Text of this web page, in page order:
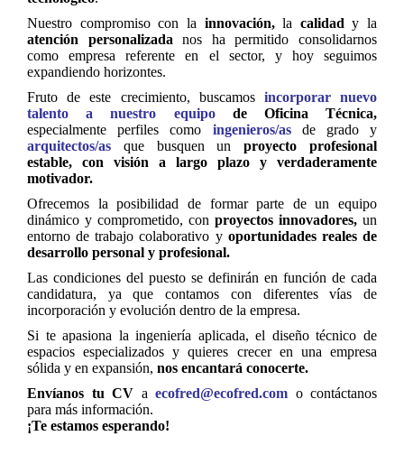
Nuestro compromiso con la innovación,la calidad y la
atención personalizada nos ha permitido consolidarnos
como empresa referente en el sector, y hoy seguimos
expandiendo horizontes.
Fruto de este crecimiento, buscamos incorporar nuevo
talento a nuestro equipode Oficina Técnica,
especialmente perfiles como ingenieros/asde grado y
arquitectos/as que busquen unproyecto profesional
estable, con visión a largo plazo y verdaderamente
motivador.
Ofrecemos la posibilidad de formar parte de un equipo
dinámico y comprometido, con proyectos innovadores, un
entorno de trabajo colaborativo y oportunidades reales de
desarrollo personal y profesional.
Las condiciones del puesto se definirán en función de cada
candidatura, ya que contamos con diferentes vías de
incorporación y evolución dentro de la empresa.
Si te apasiona la ingeniería aplicada, el diseño técnico de
espacios especializados y quieres crecer en una empresa
sólida y en expansión, nos encantará conocerte.
Envíanos tu CV a ecofred@ecofred.com o contáctanos
para más información.
¡Te estamos esperando!